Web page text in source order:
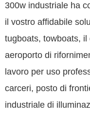
300w industriale ha
il vostro affidabile
tugboats, towboats,
aeroporto di
lavoro per uso
carceri, posto di
industriale di